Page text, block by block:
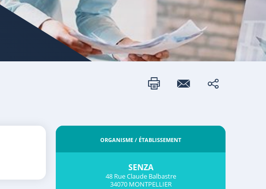
ORGANISME / ÉTABLISSEMENT
SENZA
48 Rue Claude Balbastre
34070 MONTPELLIER